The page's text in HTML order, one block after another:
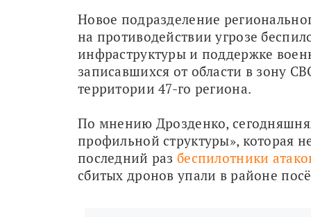
Новое подразделение
на противодействии угрозе
инфраструктуры и поддержке
записавшихся от области в зону
территории 47-го региона.
По мнению Дрозденко,
профильной структуры», которая
последний раз беспилотники
сбитых дронов упали в районе